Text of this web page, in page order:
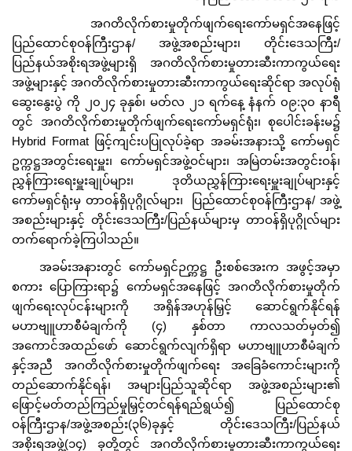
အဂတိလိုက်စားမှုတိုက်ဖျက်ရေးကော်မရှင်အနေဖြင့်
ပြည်ထောင်စုဝန်ကြီးဌာန/ အဖွဲ့အစည်းများ၊ တိုင်းဒေသကြီး/
ပြည်နယ်အစိုးရအဖွဲ့များရှိ အဂတိလိုက်စားမှုတားဆီးကာကွယ်ရေး
အဖွဲ့များနှင့် အဂတိလိုက်စားမှုတားဆီးကာကွယ်ရေးဆိုင်ရာ အလုပ်ရုံ
ဆွေးနွေးပွဲ ကို ၂၀၂၄ ခုနှစ်၊ မတ်လ ၂၁ ရက်နေ့ နံနက် ၀၉:၃၀ နာရီ
တွင် အဂတိလိုက်စားမှုတိုက်ဖျက်ရေးကော်မရှင်ရုံး၊ စုပေါင်းခန်းမ၌
Hybrid Format ဖြင့်ကျင်းပပြုလုပ်ခဲ့ရာ အခမ်းအနားသို့ ကော်မရှင်
ဥက္ကဋ္ဌအတွင်းရေးမှူး၊ ကော်မရှင်အဖွဲ့ဝင်များ၊ အမြဲတမ်းအတွင်းဝန်၊
ညွှန်ကြားရေးမှူးချုပ်များ၊ ဒုတိယညွှန်ကြားရေးမှူးချုပ်များနှင့်
ကော်မရှင်ရုံးမှ တာဝန်ရှိပုဂ္ဂိုလ်များ၊ ပြည်ထောင်စုဝန်ကြီးဌာန/ အဖွဲ့
အစည်းများနှင့် တိုင်းဒေသကြီး/ပြည်နယ်များမှ တာဝန်ရှိပုဂ္ဂိုလ်များ
တက်ရောက်ခဲ့ကြပါသည်။
အခမ်းအနားတွင် ကော်မရှင်ဉက္ကဋ္ဌ ဦးစစ်အေးက အဖွင့်အမှာ
စကား ပြောကြားရာ၌ ကော်မရှင်အနေဖြင့် အဂတိလိုက်စားမှုတိုက်
ဖျက်ရေးလုပ်ငန်းများကို အရှိန်အဟုန်မြှင့် ဆောင်ရွက်နိုင်ရန်
မဟာဗျူဟာစီမံချက်ကို (၄) နှစ်တာ ကာလသတ်မှတ်၍
အကောင်အထည်ဖော် ဆောင်ရွက်လျက်ရှိရာ မဟာဗျူဟာစီမံချက်
နှင့်အညီ အဂတိလိုက်စားမှုတိုက်ဖျက်ရေး အခြေခံကောင်းများကို
တည်ဆောက်နိုင်ရန်၊ အများပြည်သူဆိုင်ရာ အဖွဲ့အစည်းများ၏
ဖြောင့်မတ်တည်ကြည်မှုမြှင့်တင်‌ရန်ရည်ရွယ်၍ ပြည်ထောင်စု
ဝန်ကြီးဌာန/အဖွဲ့အစည်း(၃၆)ခုနှင့် တိုင်းဒေသကြီး/ပြည်နယ်
အစိုးရအဖွဲ့(၁၄) ခုတို့တွင် အဂတိလိုက်စားမှုတားဆီးကာကွယ်ရေး